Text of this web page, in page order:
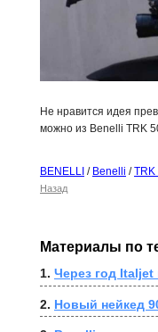
Не нравится идея
можно из Benelli TRK
BENELLI / Benelli /TRK
Назад
Материалы по
1. Через год Italjet
2. Новый нейкед